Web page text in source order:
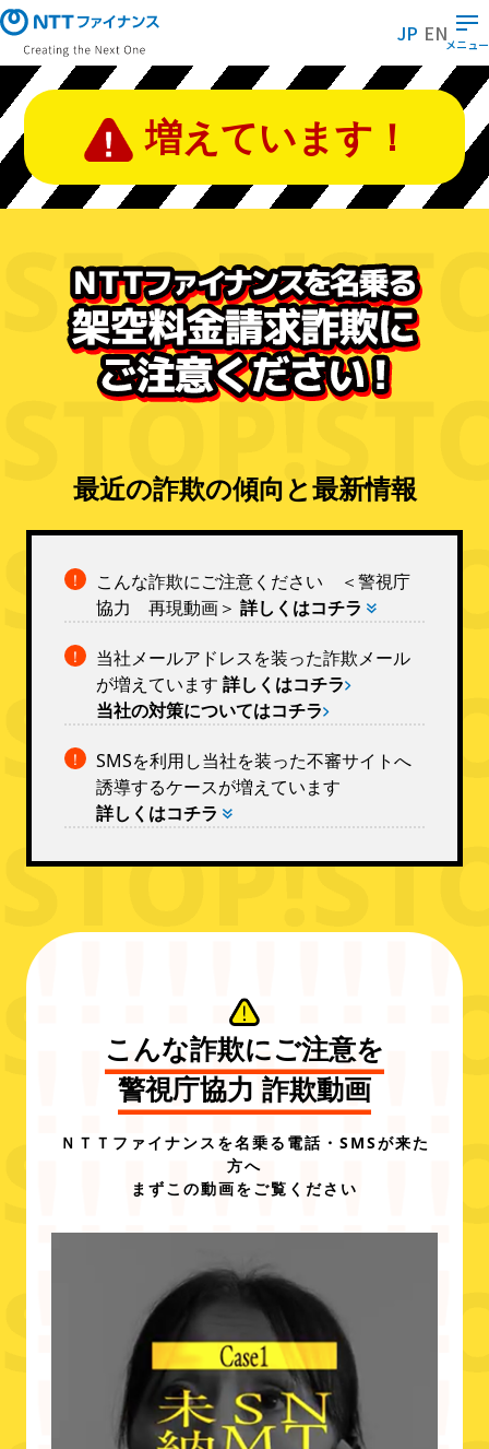
メ
イ
ン
ン
ツ
ス
プ
JP ENメニュー
増えています！
最近の詐欺の傾向と最新情報
！
こんな詐欺にご注意ください ＜警視庁
協力 再現動画＞ 詳しくはコチラ
！
当社メールアドレスを装った詐欺メール
が増えています 詳しくはコチラ
当社の対策についてはコチラ
！
SMSを利用し当社を装った不審サイトへ
誘導するケースが増えています
詳しくはコチラ
こんな詐欺にご注意を
警視庁協力 詐欺動画
ＮＴＴファイナンスを名乗る電話・SMSが来た
方へ
まずこの動画をご覧ください